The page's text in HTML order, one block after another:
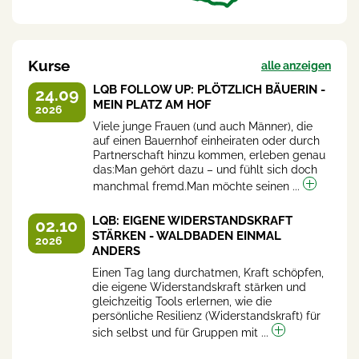
Kurse alle anzeigen
24.09
2026
LQB FOLLOW UP: PLÖTZLICH BÄUERIN -
MEIN PLATZ AM HOF
Viele junge Frauen (und auch Männer), die
auf einen Bauernhof einheiraten oder durch
Partnerschaft hinzu kommen, erleben genau
das:Man gehört dazu – und fühlt sich doch
manchmal fremd.Man möchte seinen ...
02.10
2026
LQB: EIGENE WIDERSTANDSKRAFT
STÄRKEN - WALDBADEN EINMAL
ANDERS
Einen Tag lang durchatmen, Kraft schöpfen,
die eigene Widerstandskraft stärken und
gleichzeitig Tools erlernen, wie die
persönliche Resilienz (Widerstandskraft) für
sich selbst und für Gruppen mit ...